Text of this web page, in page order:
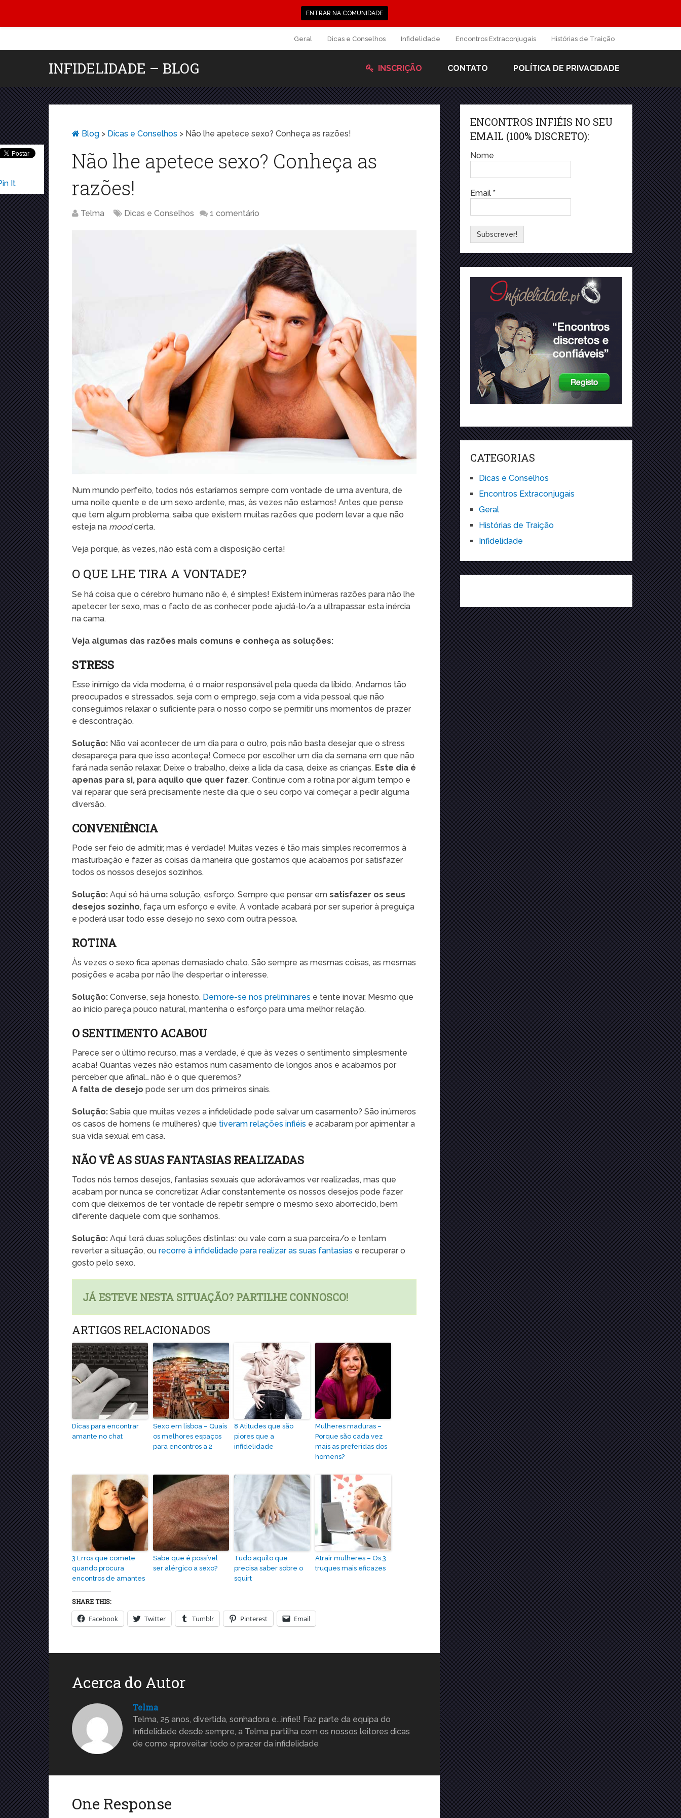
Geral Dicas e Conselhos Infidelidade Encontros Extraconjugais Histórias de Traição
INFIDELIDADE – BLOG INSCRIÇÃO CONTATO POLÍTICA DE PRIVACIDADE
Blog > Dicas e Conselhos > Não lhe apetece sexo? Conheça as razões!
Não lhe apetece sexo? Conheça as
razões!
Telma Dicas e Conselhos 1 comentário
Num mundo perfeito, todos nós estaríamos sempre com vontade de uma aventura, de
uma noite quente e de um sexo ardente, mas, às vezes não estamos! Antes que pense
que tem algum problema, saiba que existem muitas razões que podem levar a que não
esteja na moodcerta.
Veja porque, às vezes, não está com a disposição certa!
O QUE LHE TIRA A VONTADE?
Se há coisa que o cérebro humano não é, é simples! Existem inúmeras razões para não lhe
apetecer ter sexo, mas o facto de as conhecer pode ajudá-lo/a a ultrapassar esta inércia
na cama.
Veja algumas das razões mais comuns e conheça as soluções:
STRESS
Esse inimigo da vida moderna, é o maior responsável pela queda da líbido. Andamos tão
preocupados e stressados, seja com o emprego, seja com a vida pessoal que não
conseguimos relaxar o suficiente para o nosso corpo se permitir uns momentos de prazer
e descontração.
Solução: Não vai acontecer de um dia para o outro, pois não basta desejar que o stress
desapareça para que isso aconteça! Comece por escolher um dia da semana em que não
fará nada senão relaxar. Deixe o trabalho, deixe a lida da casa, deixe as crianças. Este dia é
apenas para si, para aquilo que quer fazer. Continue com a rotina por algum tempo e
vai reparar que será precisamente neste dia que o seu corpo vai começar a pedir alguma
diversão.
CONVENIÊNCIA
Pode ser feio de admitir, mas é verdade! Muitas vezes é tão mais simples recorrermos à
masturbação e fazer as coisas da maneira que gostamos que acabamos por satisfazer
todos os nossos desejos sozinhos.
Solução:Aqui só há uma solução, esforço. Sempre que pensar emsatisfazer os seus
desejos sozinho, faça um esforço e evite. A vontade acabará por ser superior à preguiça
e poderá usar todo esse desejo no sexo com outra pessoa.
ROTINA
Às vezes o sexo fica apenas demasiado chato. São sempre as mesmas coisas, as mesmas
posições e acaba por não lhe despertar o interesse.
Solução:Converse, seja honesto. Demore-se nos preliminares e tente inovar. Mesmo que
ao início pareça pouco natural, mantenha o esforço para uma melhor relação.
O SENTIMENTO ACABOU
Parece ser o último recurso, mas a verdade, é que às vezes o sentimento simplesmente
acaba! Quantas vezes não estamos num casamento de longos anos e acabamos por
perceber que afinal… não é o que queremos?
A falta de desejo pode ser um dos primeiros sinais.
Solução:Sabia que muitas vezes a infidelidade pode salvar um casamento? São inúmeros
os casos de homens (e mulheres) que tiveram relações infiéis e acabaram por apimentar a
sua vida sexual em casa.
NÃO VÊ AS SUAS FANTASIAS REALIZADAS
Todos nós temos desejos, fantasias sexuais que adorávamos ver realizadas, mas que
acabam por nunca se concretizar. Adiar constantemente os nossos desejos pode fazer
com que deixemos de ter vontade de repetir sempre o mesmo sexo aborrecido, bem
diferente daquele com que sonhamos.
Solução:Aqui terá duas soluções distintas: ou vale com a sua parceira/o e tentam
reverter a situação, ourecorre à infidelidade para realizar as suas fantasias e recuperar o
gosto pelo sexo.
JÁ ESTEVE NESTA SITUAÇÃO? PARTILHE CONNOSCO!
ARTIGOS RELACIONADOS
Dicas para encontrar
amante no chat
Sexo em lisboa – Quais
os melhores espaços
para encontros a 2
8 Atitudes que são
piores que a
infidelidade
Mulheres maduras –
Porque são cada vez
mais as preferidas dos
homens?
3 Erros que comete
quando procura
encontros de amantes
Sabe que é possível
ser alérgico a sexo?
Tudo aquilo que
precisa saber sobre o
squirt
Atrair mulheres – Os 3
truques mais eficazes
SHARE THIS:
Facebook Twitter Tumblr Pinterest Email
It
Acerca do Autor
Telma
Telma, 25 anos, divertida, sonhadora e...infiel! Faz parte da equipa do
Infidelidade desde sempre, a Telma partilha com os nossos leitores dicas
de como aproveitar todo o prazer da infidelidade
One Response
ENCONTROS INFIÉIS NO SEU
EMAIL (100% DISCRETO):
Nome
Email*
CATEGORIAS
Dicas e Conselhos
Encontros Extraconjugais
Geral
Histórias de Traição
Infidelidade
ENTRAR NA COMUNIDADE